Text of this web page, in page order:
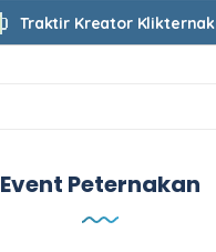
Traktir Kreator Klikternak
Event Peternakan